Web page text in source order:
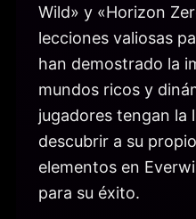
Wild» y «Horizon
lecciones valiosas
han demostrado la
mundos ricos y
jugadores tengan la
descubrir a su
elementos en
para su éxito.